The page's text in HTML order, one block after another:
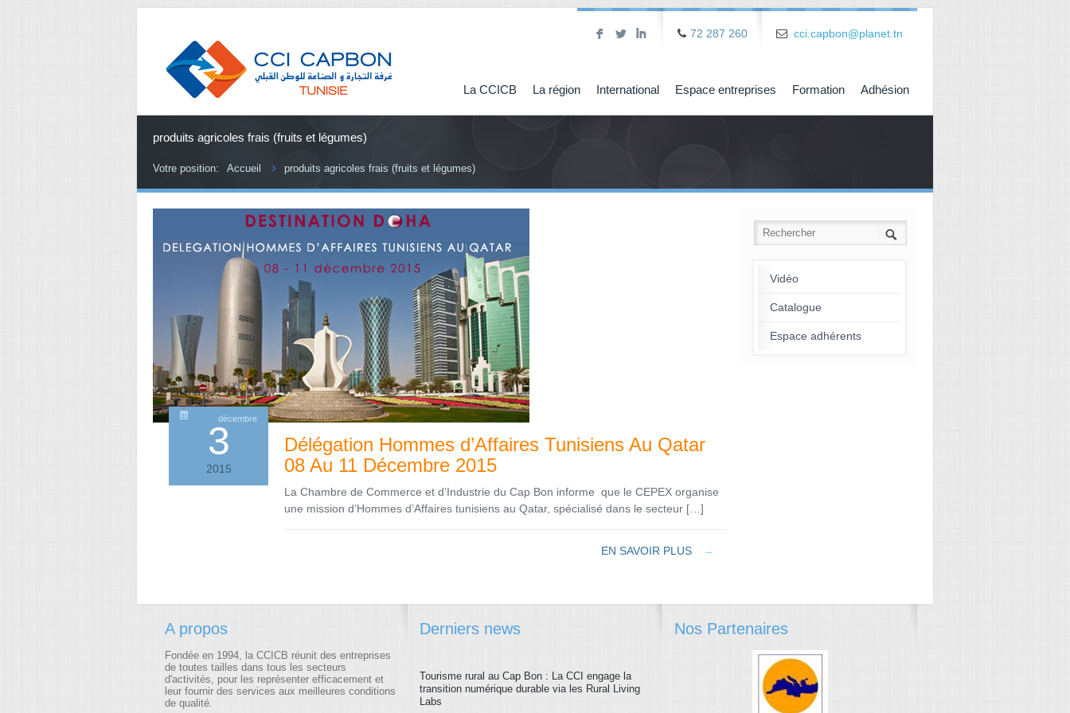
F L I 72 287 260 cci.capbon@planet.tn
La CCICB La région International Espace entreprises Formation Adhésion
produits agricoles frais (fruits et légumes)
Votre position: Accueil produits agricoles frais (fruits et légumes)
3décembre
2015
Délégation Hommes d’Affaires Tunisiens Au Qatar
08 Au 11 Décembre 2015
La Chambre de Commerce et d’Industrie du Cap Bon informe que le CEPEX organise
une mission d’Hommes d’Affaires tunisiens au Qatar, spécialisé dans le secteur […]
EN SAVOIR PLUS →
Vidéo
Catalogue
Espace adhérents
A propos
Fondée en 1994, la CCICB réunit des entreprises
de toutes tailles dans tous les secteurs
d'activités, pour les représenter efficacement et
leur fournir des services aux meilleures conditions
de qualité.
Derniers news
Tourisme rural au Cap Bon : La CCI engage la
transition numérique durable via les Rural Living
Labs
Nos Partenaires